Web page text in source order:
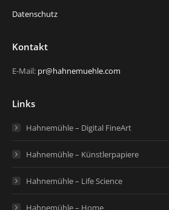
Datenschutz
Kontakt
E-Mail: pr@hahnemuehle.com
Links
Hahnemühle – Digital FineArt
Hahnemühle – Künstlerpapiere
Hahnemühle – Life Science